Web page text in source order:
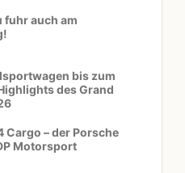
fuhr auch am
bis zum
des Grand
Cargo – der Porsche
Motorsport